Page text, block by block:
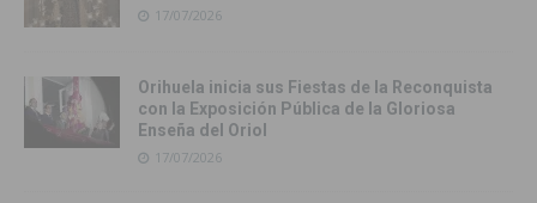
17/07/2026
Orihuela inicia sus Fiestas de la Reconquista
con la Exposición Pública de la Gloriosa
Enseña del Oriol
17/07/2026